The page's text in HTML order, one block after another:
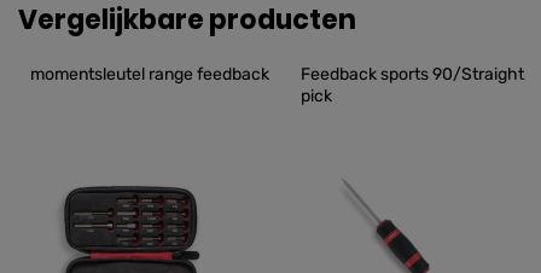
Vergelijkbare producten
momentsleutel range feedback
Feedback sports 90/Straight
pick